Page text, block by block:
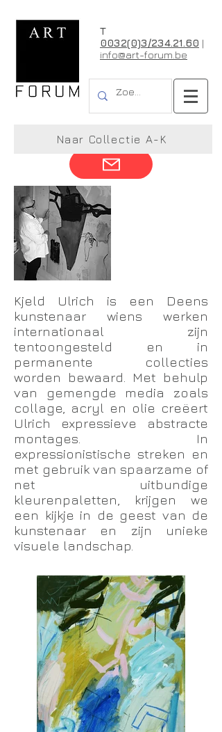
T
0032(0)3/234.21.60 |
info@art-forum.be
Kjeld Ulrich
Kjeld Ulrich is een Deens
kunstenaar wiens werken
internationaal zijn
tentoongesteld en in
permanente collecties
worden bewaard. Met behulp
van gemengde media zoals
collage, acryl en olie creëert
Ulrich expressieve abstracte
montages. In
expressionistische streken en
met gebruik van spaarzame of
net uitbundige
kleurenpaletten, krijgen we
een kijkje in de geest van de
kunstenaar en zijn unieke
visuele landschap.
Naar Collectie A-K